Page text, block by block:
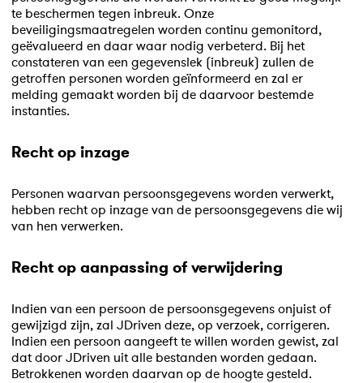
te beschermen tegen inbreuk. Onze
beveiligingsmaatregelen worden continu gemonitord,
geëvalueerd en daar waar nodig verbeterd. Bij het
constateren van een gegevenslek (inbreuk) zullen de
getroffen personen worden geïnformeerd en zal er
melding gemaakt worden bij de daarvoor bestemde
instanties.
Recht op inzage
Personen waarvan persoonsgegevens worden verwerkt,
hebben recht op inzage van de persoonsgegevens die wij
van hen verwerken.
Recht op aanpassing of verwijdering
Indien van een persoon de persoonsgegevens onjuist of
gewijzigd zijn, zal JDriven deze, op verzoek, corrigeren.
Indien een persoon aangeeft te willen worden gewist, zal
dat door JDriven uit alle bestanden worden gedaan.
Betrokkenen worden daarvan op de hoogte gesteld.